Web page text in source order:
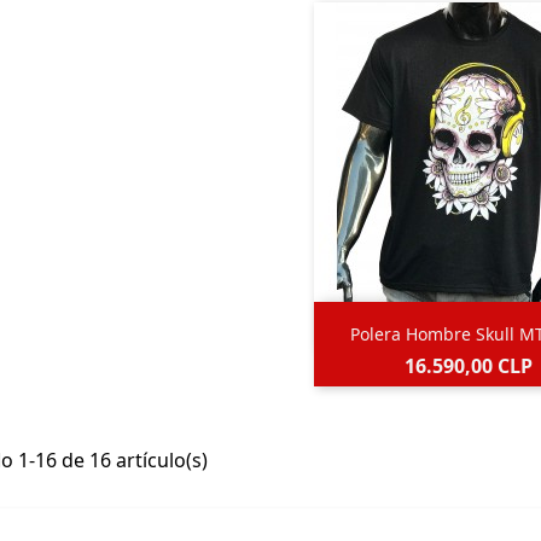
Polera Hombre Skull
Precio
16.590,00 CLP
 Vista rápida
Negro
1-16 de 16 artículo(s)